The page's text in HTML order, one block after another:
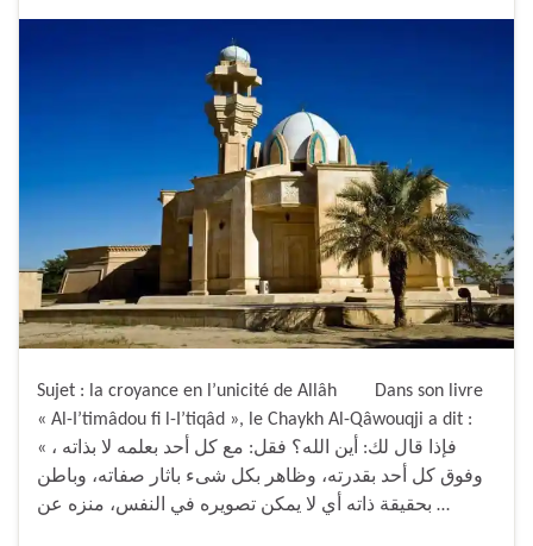
Sujet : la croyance en l’unicité de Allâh Dans son livre
« Al-I’timâdou fi l-I’tiqâd », le Chaykh Al-Qâwouqji a dit :
« فإذا قال لك: أين الله؟ فقل: مع كل أحد بعلمه لا بذاته ،
وفوق كل أحد بقدرته، وظاهر بكل شىء باثار صفاته، وباطن
بحقيقة ذاته أي لا يمكن تصويره في النفس، منزه عن …